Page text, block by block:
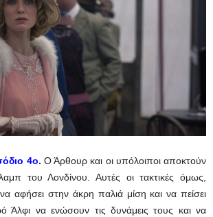
4ο. Ο Άρθουρ και οι υπόλοιποι αποκτούν
του Λονδίνου. Αυτές οι τακτικές όμως,
αφήσει στην άκρη παλιά μίση και να πείσει
Άλφι να ενώσουν τις δυνάμεις τους και να